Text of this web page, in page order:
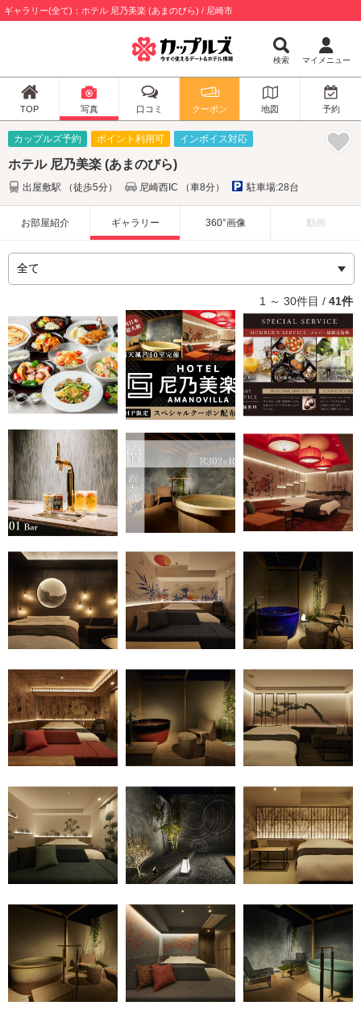
ギャラリー(全て)：ホテル 尼乃美楽 (あまのびら) / 尼崎市
検索 マイメニュー
TOP 写真 口コミ クーポン 地図 予約
カップルズ予約 ポイント利用可 インボイス対応
ホテル 尼乃美楽 (あまのびら)
出屋敷駅 （徒歩5分） 尼崎西IC （車8分） 駐車場:28台
お部屋紹介 ギャラリー 360°画像 動画
1 ～ 30件目 / 41件